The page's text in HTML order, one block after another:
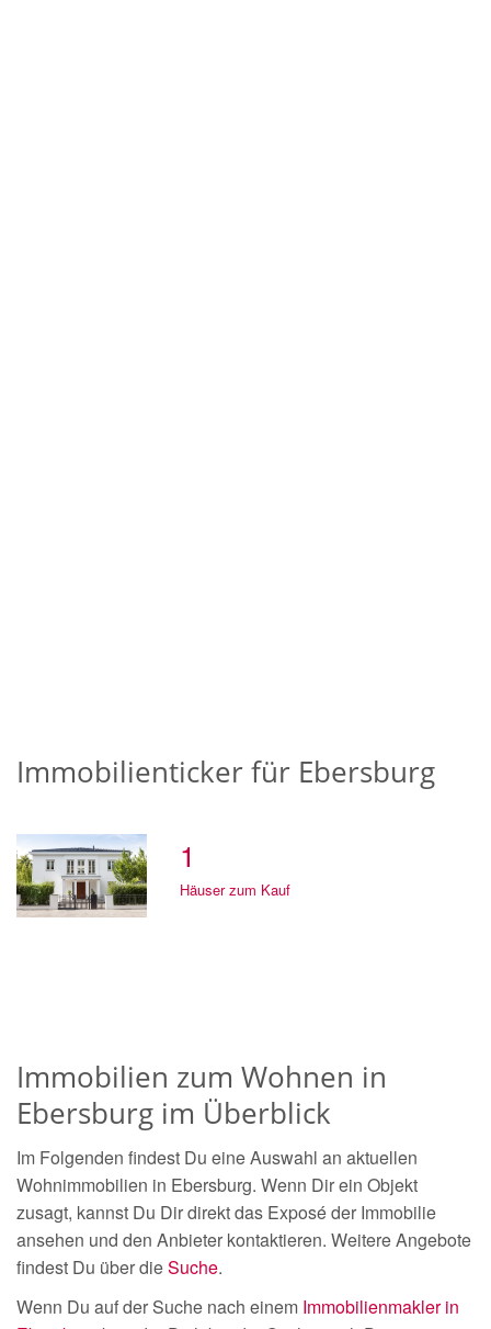
Immobilienticker für Ebersburg
1
Häuser zum Kauf
Immobilien zum Wohnen in
Ebersburg im Überblick
Im Folgenden findest Du eine Auswahl an aktuellen
Wohnimmobilien in Ebersburg. Wenn Dir ein Objekt
zusagt, kannst Du Dir direkt das Exposé der Immobilie
ansehen und den Anbieter kontaktieren. Weitere Angebote
findest Du über dieSuche.
Wenn Du auf der Suche nach einem Immobilienmakler in